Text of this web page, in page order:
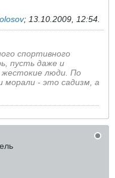
; 13.10.2009, 12:54
спортивного
пусть даже и
жестокие люди. По
морали - это садизм, а